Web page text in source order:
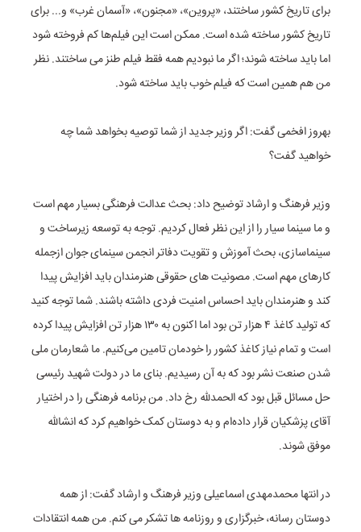
برای تاریخ کشور ساختند، «پروین»، «مجنون»، «آسمان غرب» و... برای
تاریخ کشور ساخته شده است. ممکن است این فیلم‌ها کم فروخته شود
اما باید ساخته شوند؛ اگر ما نبودیم همه فقط فیلم طنز می ساختند. نظر
من هم همین است که فیلم خوب باید ساخته شود.
بهروز افخمی گفت: اگر وزیر جدید از شما توصیه بخواهد شما چه
خواهید گفت؟
وزیر فرهنگ و ارشاد توضیح داد: بحث عدالت فرهنگی بسیار مهم است
و ما سینما سیار را از این نظر فعال کردیم. توجه به توسعه زیرساخت و
سینماسازی، بحث آموزش و تقویت دفاتر انجمن سینمای جوان ازجمله
کارهای مهم است. مصونیت های حقوقی هنرمندان باید افزایش پیدا
کند و هنرمندان باید احساس امنیت فردی داشته باشند. شما توجه کنید
که تولید کاغذ ۴ هزار تن بود اما اکنون به ۱۳۰ هزار تن افزایش پیدا کرده
است‌ و تمام نیاز کاغذ کشور را خودمان تامین می‌کنیم. ما شعارمان ملی
شدن صنعت نشر بود که به آن رسیدیم. بنای ما در دولت شهید رئیسی
حل مسائل قبل بود که الحمدلله رخ داد. من برنامه فرهنگی را در اختیار
آقای پزشکیان قرار داده‌ام و به دوستان کمک خواهیم کرد که انشالله
موفق شوند.
در انتها محمدمهدی اسماعیلی وزیر فرهنگ و ارشاد گفت: از همه
دوستان رسانه، خبرگزاری و روزنامه ها تشکر می کنم. من همه انتقادات